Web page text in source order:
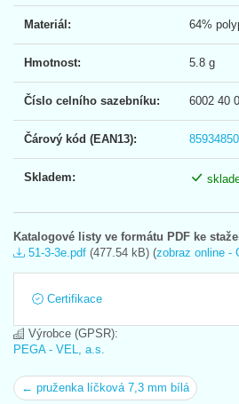
Materiál: 64%
Hmotnost: 5.8 g
Číslo celního sazebníku: 6002 40
Čárový kód (EAN13):
Skladem:
Katalogové listy ve formátu PDF ke
51-3-3e.pdf (477.54 kB) (zobraz online -
Certifikace
Výrobce (GPSR):
PEGA - VEL, a.s.
← pruženka líčková 7,3 mm bílá